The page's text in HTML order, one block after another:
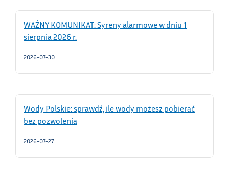
WAŻNY KOMUNIKAT: Syreny alarmowe w dniu 1
sierpnia 2026 r.
2026-07-30
Wody Polskie: sprawdź, ile wody możesz pobierać
bez pozwolenia
2026-07-27